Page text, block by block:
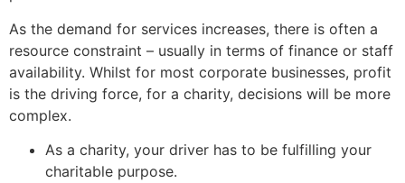
As the demand for services increases, there is often a
resource constraint – usually in terms of finance or staff
availability. Whilst for most corporate businesses, profit
is the driving force, for a charity, decisions will be more
complex.
As a charity, your driver has to be fulfilling your
charitable purpose.